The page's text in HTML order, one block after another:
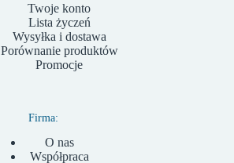
Twoje konto
Lista życzeń
Wysyłka i dostawa
Porównanie produktów
Promocje
Firma:
O nas
Współpraca